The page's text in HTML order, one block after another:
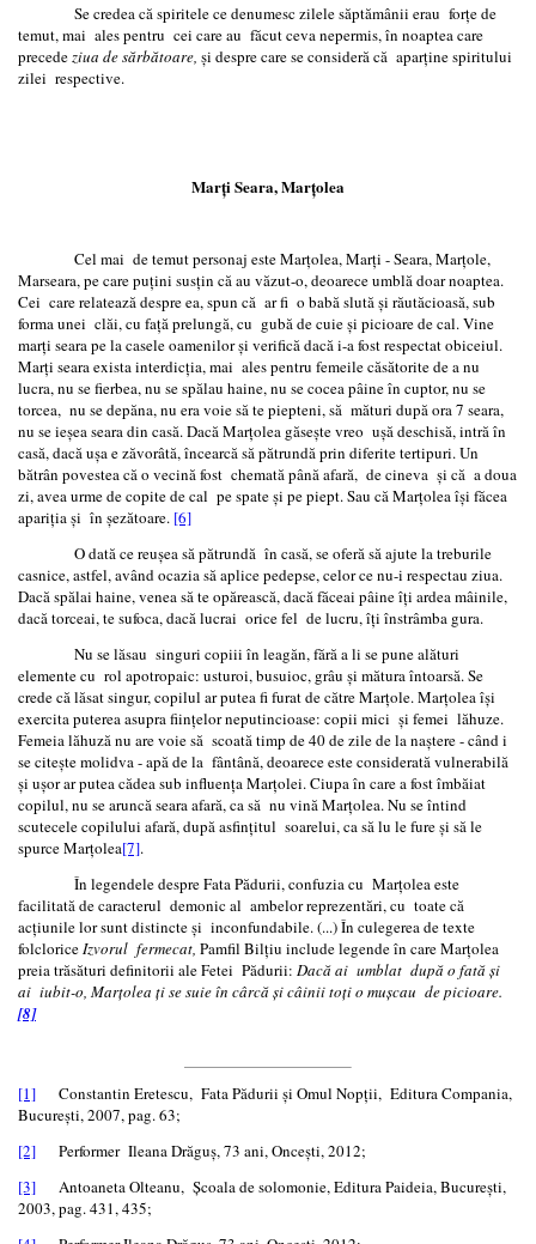
Se credea că spiritele ce denumesc zilele săptămânii erau forțe de
temut, mai ales pentru cei care au făcut ceva nepermis, în noaptea care
precedeziua de sărbătoare, şi despre care se consideră că aparţine spiritului
zilei respective.
Marţi Seara, Marţolea
Cel mai de temut personaj este Marţolea, Marți - Seara, Marțole,
Marseara, pe care puţini susţin că au văzut-o, deoarece umblă doar noaptea.
Cei care relatează despre ea, spun că ar fi o babă slută şi răutăcioasă, sub
forma unei clăi, cu faţă prelungă, cu gubă de cuie şi picioare de cal. Vine
marţi seara pe la casele oamenilor şi verifică dacă i-a fost respectat obiceiul.
Marţi seara exista interdicţia, mai ales pentru femeile căsătorite de a nu
lucra, nu se fierbea, nu se spălau haine, nu se cocea pâine în cuptor, nu se
torcea, nu se depăna, nu era voie să te piepteni, să mături după ora 7 seara,
nu se ieşea seara din casă. Dacă Marţolea găseşte vreo uşă deschisă, intră în
casă, dacă uşa e zăvorâtă, încearcă să pătrundă prin diferite tertipuri. Un
bătrân povestea că o vecină fost chemată până afară, de cineva şi că a doua
zi, avea urme de copite de cal pe spate şi pe piept. Sau că Marțolea își făcea
apariția şi în şezătoare. [6]
O dată ce reuşea să pătrundă în casă, se oferă să ajute la treburile
casnice, astfel, având ocazia să aplice pedepse, celor ce nu-i respectau ziua.
Dacă spălai haine, venea să te opărească, dacă făceai pâine îţi ardea mâinile,
dacă torceai, te sufoca, dacă lucrai orice fel de lucru, îţi înstrâmba gura.
Nu se lăsau singuri copiii în leagăn, fără a li se pune alături
elemente cu rol apotropaic: usturoi, busuioc, grâu şi mătura întoarsă. Se
crede că lăsat singur, copilul ar putea fi furat de către Marţole. Marţolea îşi
exercita puterea asupra fiinţelor neputincioase: copii mici şi femei lăhuze.
Femeia lăhuză nu are voie să scoată timp de 40 de zile de la naştere - când i
se citeşte molidva - apă de la fântână, deoarece este considerată vulnerabilă
şi uşor ar putea cădea sub influența Marţolei. Ciupa în care a fost îmbăiat
copilul, nu se aruncă seara afară, ca să nu vină Marţolea. Nu se întind
scutecele copilului afară, după asfinţitul soarelui, ca să lu le fure și să le
spurce Marțolea[7].
În legendele despre Fata Pădurii, confuzia cu Marţolea este
facilitată de caracterul demonic al ambelor reprezentări, cu toate că
acţiunile lor sunt distincte şi inconfundabile. (...) În culegerea de texte
folcloriceIzvorul fermecat, Pamfil Bilţiu include legende în care Marțolea
preia trăsături definitorii ale Fetei Pădurii: Dacă ai umblat după o fată și
ai iubit-o, Marțolea ți se suie în cârcă și câinii toți o mușcau de picioare.
[8]
[1] Constantin Eretescu, Fata Pădurii şi Omul Nopţii, Editura Compania,
Bucureşti, 2007, pag. 63;
[2] Performer Ileana Drăguș, 73 ani, Oncești, 2012;
[3] Antoaneta Olteanu, Şcoala de solomonie, Editura Paideia, Bucureşti,
2003, pag. 431, 435;